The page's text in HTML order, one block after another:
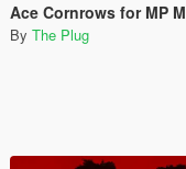
Ace Cornrows for MP Male
By The Plug